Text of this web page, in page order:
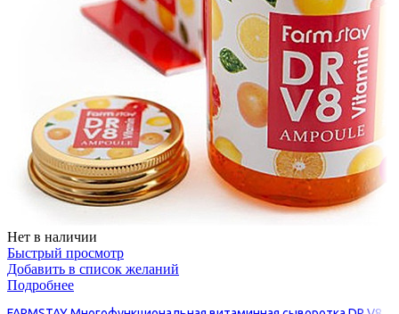
Нет в наличии
Быстрый просмотр
Добавить в список желаний
Подробнее